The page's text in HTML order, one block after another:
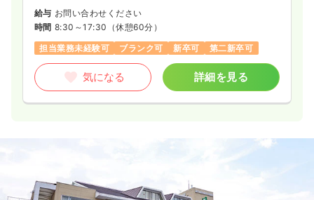
給与 お問い合わせください
時間 8:30～17:30 （休憩60分）
担当業務未経験可
ブランク可 新卒可 第二新卒可
気になる 詳細を見る